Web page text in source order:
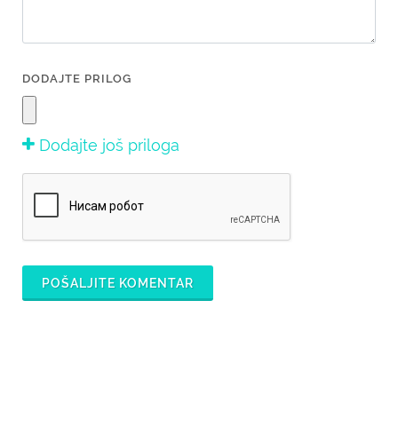
DODAJTE PRILOG
Dodajte još priloga
POŠALJITE KOMENTAR